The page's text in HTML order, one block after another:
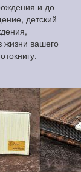
и до
детский
жизни вашего